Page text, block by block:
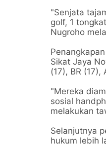
"Senjata
golf, 1
Nugroho
Sikat Jaya
(17), BR (17),
"Mereka
sosial
melakukan
Selanjutnya
hukum lebih